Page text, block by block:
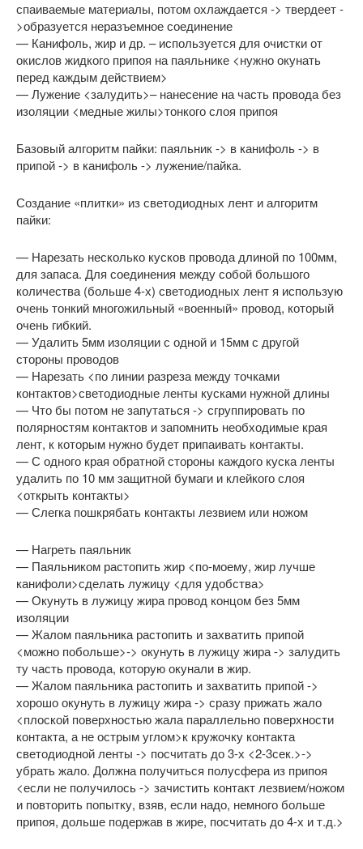
спаиваемые материалы, потом охлаждается -> твердеет -
>образуется неразъемное соединение
— Канифоль, жир и др. – используется для очистки от
окислов жидкого припоя на паяльнике <нужно окунать
перед каждым действием>
— Лужение <залудить>– нанесение на часть провода без
изоляции <медные жилы>тонкого слоя припоя
Базовый алгоритм пайки: паяльник -> в канифоль -> в
припой -> в канифоль -> лужение/пайка.
Создание «плитки» из светодиодных лент и алгоритм
пайки:
— Нарезать несколько кусков провода длиной по 100мм,
для запаса. Для соединения между собой большого
количества (больше 4-х) светодиодных лент я использую
очень тонкий многожильный «военный» провод, который
очень гибкий.
— Удалить 5мм изоляции с одной и 15мм с другой
стороны проводов
— Нарезать <по линии разреза между точками
контактов>светодиодные ленты кусками нужной длины
— Что бы потом не запутаться -> сгруппировать по
полярностям контактов и запомнить необходимые края
лент, к которым нужно будет припаивать контакты.
— С одного края обратной стороны каждого куска ленты
удалить по 10 мм защитной бумаги и клейкого слоя
<открыть контакты>
— Слегка пошкрябать контакты лезвием или ножом
— Нагреть паяльник
— Паяльником растопить жир <по-моему, жир лучше
канифоли>сделать лужицу <для удобства>
— Окунуть в лужицу жира провод концом без 5мм
изоляции
— Жалом паяльника растопить и захватить припой
<можно побольше>-> окунуть в лужицу жира -> залудить
ту часть провода, которую окунали в жир.
— Жалом паяльника растопить и захватить припой ->
хорошо окунуть в лужицу жира -> сразу прижать жало
<плоской поверхностью жала параллельно поверхности
контакта, а не острым углом>к кружочку контакта
светодиодной ленты -> посчитать до 3-х <2-3сек.>->
убрать жало. Должна получиться полусфера из припоя
<если не получилось -> зачистить контакт лезвием/ножом
и повторить попытку, взяв, если надо, немного больше
припоя, дольше подержав в жире, посчитать до 4-х и т.д.>